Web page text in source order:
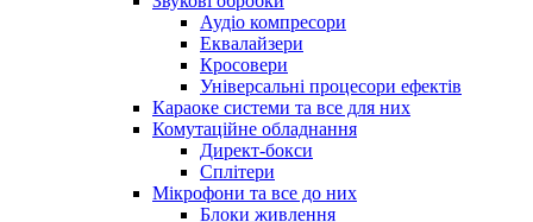
Аудіо компресори
Еквалайзери
Кросовери
Універсальні процесори ефектів
Караоке системи та все для них
Комутаційне обладнання
Директ-бокси
Сплітери
Мікрофони та все до них
Блоки живлення